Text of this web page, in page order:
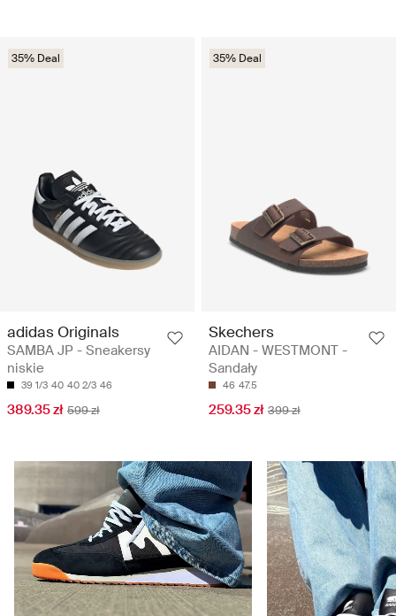
35% Deal
adidas Originals
SAMBA JP - Sneakersy
niskie
39 1/3 40 40 2/3 46
389.35 zł 599 zł
35% Deal
Skechers
AIDAN - WESTMONT -
Sandały
46 47.5
259.35 zł 399 zł